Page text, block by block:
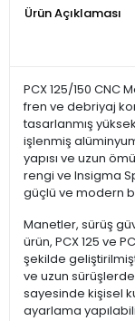
Ürün Açıklaması
PCX 125/150 CNC
fren ve debriyaj
tasarlanmış
işlenmiş
yapısı ve uzun
rengi ve Insigma
güçlü ve modern
Manetler, sürüş
ürün, PCX 125 ve
şekilde
ve uzun
sayesinde kişisel
ayarlama